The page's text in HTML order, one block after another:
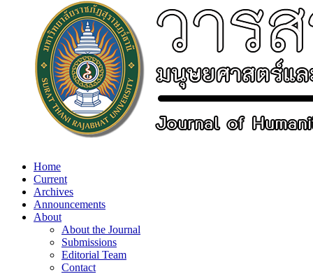
Home
Current
Archives
Announcements
About
About the Journal
Submissions
Editorial Team
Contact